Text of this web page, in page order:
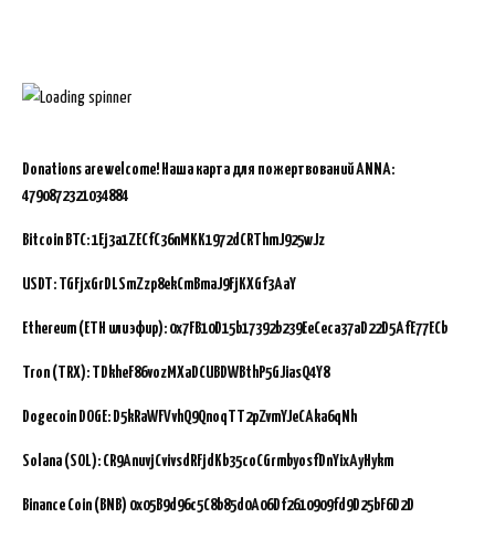
Donations are welcome! Наша карта для пожертвований ANNA:
4790872321034884
Bitcoin BTC:1Ej3a1ZECfC36nMKK1972dCRThmJ925wJz
USDT: TGFjxGrDLSmZzp8ekCmBmaJ9FjKXGf3AaY
Ethereum (ETH или эфир): 0x7FB10D15b17392b239EeCeca37aD22D5AfE77ECb
Tron (TRX): TDkheF86vozMXaDCUBDWBthP5GJiasQ4Y8
Dogecoin DOGE: D5kRaWFVvhQ9QnoqTT2pZvmYJeCAka6qNh
Solana (SOL): CR9AnuvjCvivsdRFjdKb35coCGrmbyosfDnYixAyHykm
Binance Coin (BNB) 0x05B9d96c5C8b85d0A06Df2610909fd9D25bF6D2D